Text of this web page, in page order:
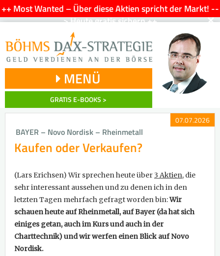
++ Most Wanted – Über diese Aktien spricht der Markt! --
> Heute gratis sichern ++
×
MENÜ
GRATIS E-BOOKS >
07.07.2026
BAYER – Novo Nordisk – Rheinmetall
Kaufen oder Verkaufen?
(Lars Erichsen) Wir sprechen heute über3 Aktien, die
sehr interessant aussehen und zu denen ich in den
letzten Tagen mehrfach gefragt worden bin:Wir
schauen heute auf Rheinmetall, auf Bayer (da hat sich
einiges getan, auch im Kurs und auch in der
Charttechnik) und wir werfen einen Blick auf Novo
Nordisk.